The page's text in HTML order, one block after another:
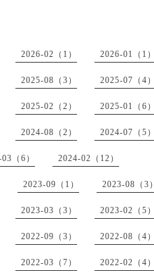
2026-02（1） 2026-01（1）
2025-08（3） 2025-07（4）
2025-02（2） 2025-01（6）
2024-08（2） 2024-07（5）
（6） 2024-02（12）
2023-09（1） 2023-08（3）
2023-03（3） 2023-02（5）
2022-09（3） 2022-08（4）
2022-03（7） 2022-02（4）